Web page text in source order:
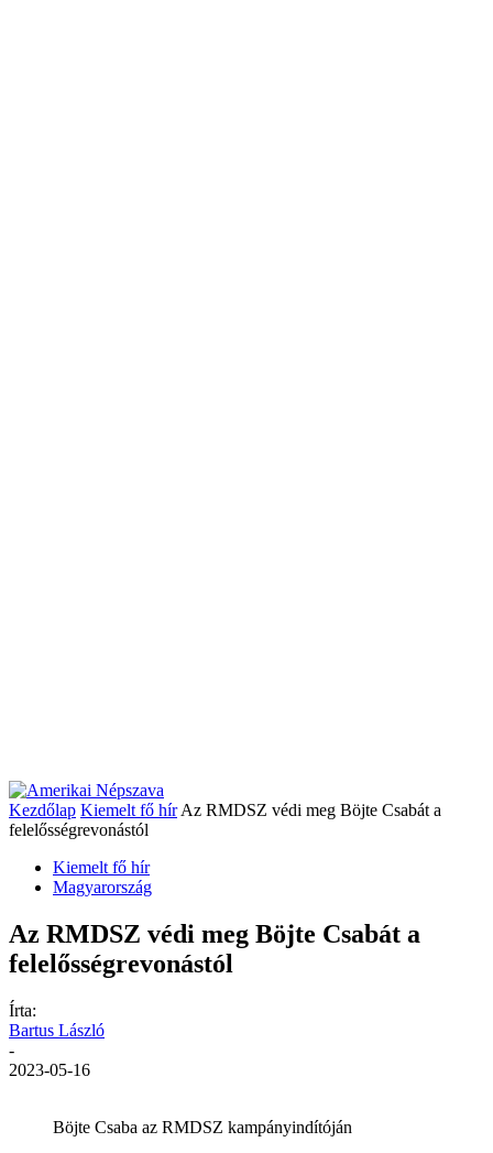
Kezdőlap Kiemelt fő hír Az RMDSZ védi meg Böjte Csabát a
felelősségrevonástól
Kiemelt fő hír
Magyarország
Az RMDSZ védi meg Böjte Csabát a
felelősségrevonástól
Írta:
Bartus László
-
2023-05-16
Böjte Csaba az RMDSZ kampányindítóján